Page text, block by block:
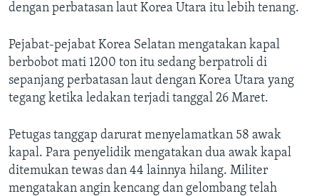
dengan perbatasan laut Korea Utara itu lebih tenang.
Pejabat-pejabat Korea Selatan mengatakan kapal
berbobot mati 1200 ton itu sedang berpatroli di
sepanjang perbatasan laut dengan Korea Utara yang
tegang ketika ledakan terjadi tanggal 26 Maret.
Petugas tanggap darurat menyelamatkan 58 awak
kapal. Para penyelidik mengatakan dua awak kapal
ditemukan tewas dan 44 lainnya hilang. Militer
mengatakan angin kencang dan gelombang telah